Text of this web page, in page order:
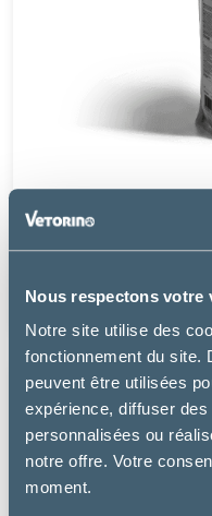
Nous respectons votre
Notre site utilise des
fonctionnement du site.
peuvent être utilisées
expérience, diffuser
personnalisées ou
notre offre. Votre
moment.
COD SKIN